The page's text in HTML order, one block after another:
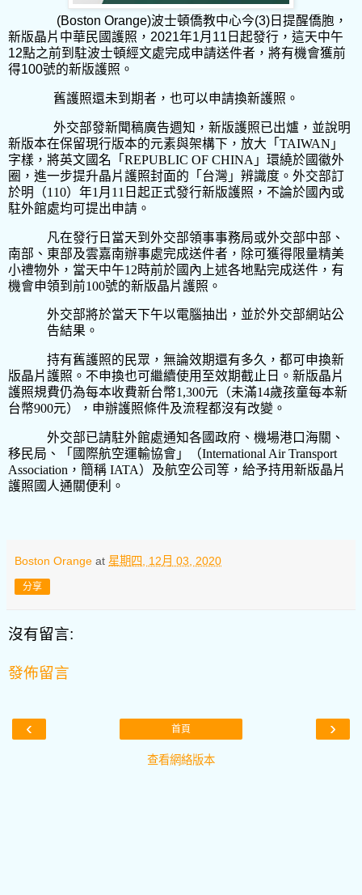
(Boston Orange)波士頓僑教中心今(3) 日提醒僑胞，
新版晶片中華民國護照， 2021年1月 11 日起發行，這天中午
12點之前到駐波士頓經文處完成申請送件者，將有機會獲前
得100號的新版護照。
舊護照還未到期者，也可以申請換新護照。
外交部發新聞稿廣告週知，新版護照已出爐，並說明
新版本在保留現行版本的元素與架構下，放大「 TAIWAN 」
字樣，將英文國名「 REPUBLIC OF CHINA 」環繞於國徽外
圈，進一步提升晶片護照封面的「台灣」辨識度。外交部訂
於明（110）年1 月 11 日起正式發行新版護照，不論於國內或
駐外館處均可提出申請。
凡在發行日當天到外交部領事事務局或外交部中部、
南部、東部及雲嘉南辦事處完成送件者，除可獲得限量精美
小禮物外，當天中午12時前於國內上述各地點完成送件，有
機會申領到前100號的新版晶片護照。
外交部將於當天下午以電腦抽出，並於外交部網站公
告結果。
持有舊護照的民眾，無論效期還有多久，都可申換新
版晶片護照。不申換也可繼續使用至效期截止日。新版晶片
護照規費仍為每本收費新台幣1,300元（未滿14歲孩童每本新
台幣900元），申辦護照條件及流程都沒有改變。
外交部已請駐外館處通知各國政府、機場港口海關、
移民局、「國際航空運輸協會」（International Air Transport
Association ，簡稱 IATA）及航空公司等，給予持用新版晶片
護照國人通關便利。
Boston Orange at 星期四, 12月 03, 2020
分享
沒有留言:
發佈留言
‹ ›
首頁
查看網絡版本